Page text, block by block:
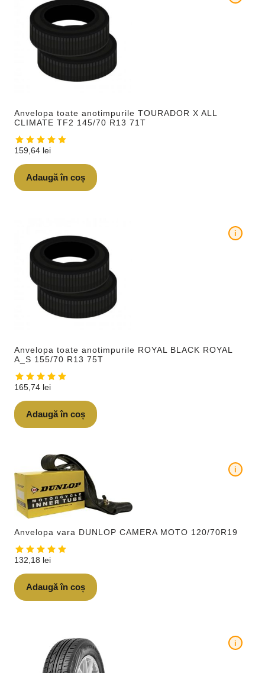
Anvelopa toate anotimpurile TOURADOR X ALL
CLIMATE TF2 145/70 R13 71T
159,64 lei
Adaugă în coș
Anvelopa toate anotimpurile ROYAL BLACK ROYAL
A_S 155/70 R13 75T
i
165,74 lei
Adaugă în coș
Anvelopa vara DUNLOP CAMERA MOTO 120/70R19
i
132,18 lei
Adaugă în coș
i